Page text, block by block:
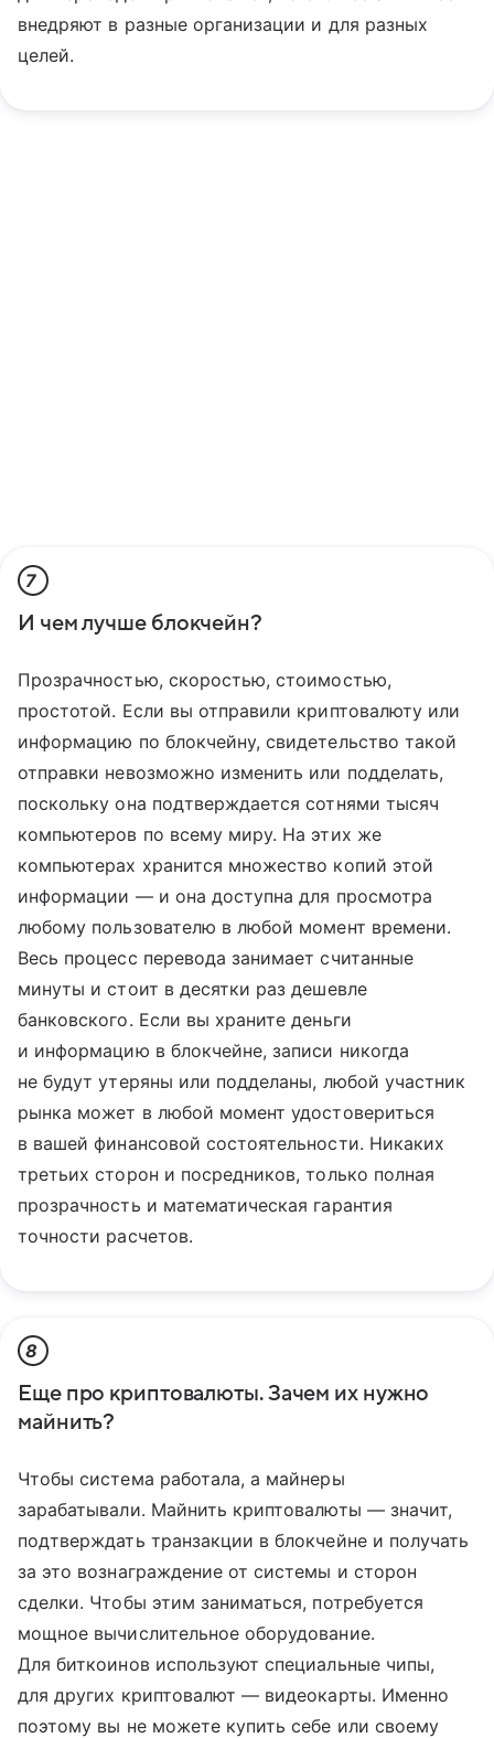
внедряют в разные организации и для разных
целей.
7
И чем лучше блокчейн?
Прозрачностью, скоростью, стоимостью,
простотой. Если вы отправили криптовалюту или
информацию по блокчейну, свидетельство такой
отправки невозможно изменить или подделать,
поскольку она подтверждается сотнями тысяч
компьютеров по всему миру. На этих же
компьютерах хранится множество копий этой
информации — и она доступна для просмотра
любому пользователю в любой момент времени.
Весь процесс перевода занимает считанные
минуты и стоит в десятки раз дешевле
банковского. Если вы храните деньги
и информацию в блокчейне, записи никогда
не будут утеряны или подделаны, любой участник
рынка может в любой момент удостовериться
в вашей финансовой состоятельности. Никаких
третьих сторон и посредников, только полная
прозрачность и математическая гарантия
точности расчетов.
8
Еще про криптовалюты. Зачем их нужно
майнить?
Чтобы система работала, а майнеры
зарабатывали. Майнить криптовалюты — значит,
подтверждать транзакции в блокчейне и получать
за это вознаграждение от системы и сторон
сделки. Чтобы этим заниматься, потребуется
мощное вычислительное оборудование.
Для биткоинов используют специальные чипы,
для других криптовалют — видеокарты. Именно
поэтому вы не можете купить себе или своему